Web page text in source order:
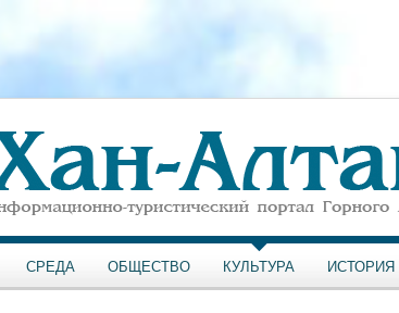
СРЕДА ОБЩЕСТВО КУЛЬТУРА ИСТОРИЯ